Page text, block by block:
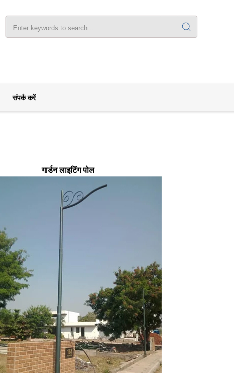
संपर्क करें
गार्डन लाइटिंग पोल